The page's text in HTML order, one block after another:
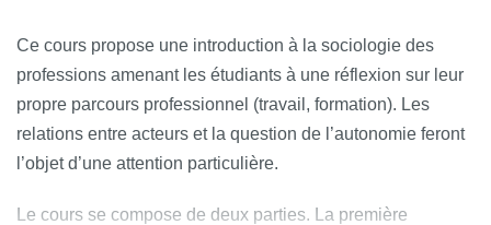
Ce cours propose une introduction à la sociologie des
professions amenant les étudiants à une réflexion sur leur
propre parcours professionnel (travail, formation). Les
relations entre acteurs et la question de l’autonomie feront
l’objet d’une attention particulière.
Le cours se compose de deux parties. La première